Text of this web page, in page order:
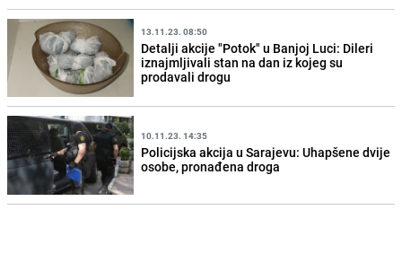
13.11.23. 08:50
Detalji akcije "Potok" u Banjoj Luci: Dileri
iznajmljivali stan na dan iz kojeg su
prodavali drogu
10.11.23. 14:35
Policijska akcija u Sarajevu: Uhapšene dvije
osobe, pronađena droga